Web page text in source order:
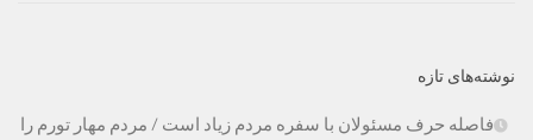
نوشته‌های تازه
فاصله حرف مسئولان با سفره مردم زیاد است / مردم مهار تورم را